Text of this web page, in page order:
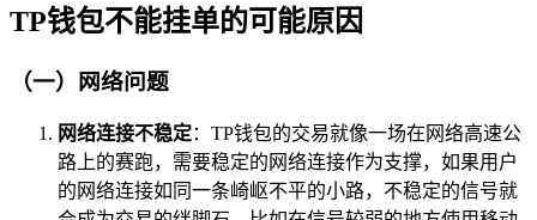
TP钱包不能挂单的可能原因
（一）网络问题
网络连接不稳定：TP钱包的交易就像一场在网络高速公
路上的赛跑，需要稳定的网络连接作为支撑，如果用户
的网络连接如同一条崎岖不平的小路，不稳定的信号就